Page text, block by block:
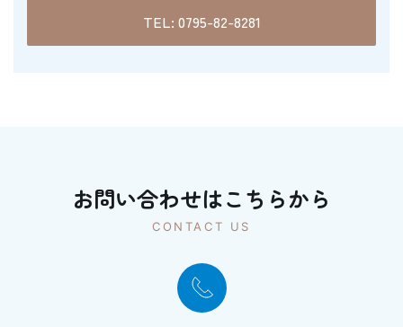
TEL: 0795-82-8281
お問い合わせはこちらから
CONTACT US